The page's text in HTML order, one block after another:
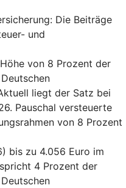
Die Beiträge
und
von 8 Prozent der
liegt der Satz bei
Pauschal versteuerte
von 8 Prozent
bis zu 4.056 Euro im
4 Prozent der